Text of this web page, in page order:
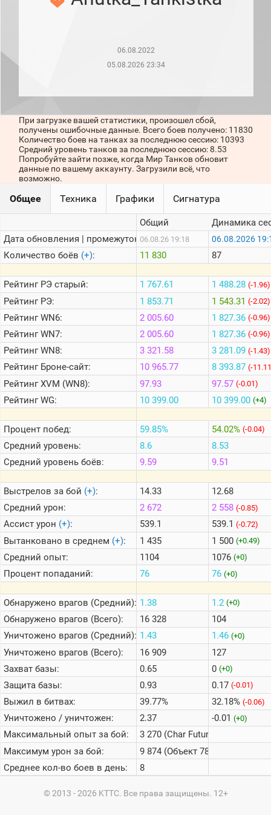
месяц)
сессии)
Кланы
Статистика
стримеров
Онлайн
Цветовая
шкала
Теlegram
ВК
Портал
Мира
Танков
06.08.2022
05.08.2026 23:34
При загрузке вашей статистики, произошел сбой,
получены ошибочные данные. Всего боев получено: 11830
Количество боев на танках за последнюю сессию: 10393
Средний уровень танков за последнюю сессию: 8.53
Попробуйте зайти позже, когда Мир Танков обновит
данные по вашему аккаунту. Загрузили всё, что
возможно.
Общее Техника Графики Сигнатура
Дата обновления | промежуток:
Количество боёв (+):
РейтингРЭ старый:
РейтингРЭ:
РейтингWN6:
РейтингWN7:
РейтингWN8:
РейтингБроне-сайт:
РейтингXVM (WN8):
РейтингWG:
Процент побед:
Средний уровень:
Средний уровень боёв:
Выстрелов за бой (+):
Средний урон:
Ассист урон (+):
Вытанковано в среднем (+):
Средний опыт:
Процент попаданий:
Обнаружено врагов (Средний):
Обнаружено врагов (Всего):
Уничтожено врагов (Средний):
Уничтожено врагов (Всего):
Захват базы:
Защита базы:
Выжил в битвах:
Уничтожено / уничтожен:
Максимальный опыт за бой:
Максимум урон за бой:
Среднее кол-во боев в день:
Общий
06.08.26 19:18
11 830
1 767.61
1 853.71
2 005.60
2 005.60
3 321.58
10 965.77
97.93
10 399.00
59.85%
8.6
9.59
14.33
2 672
539.1
1 435
1104
76
1.38
16 328
1.43
16 909
0.65
0.93
39.77%
2.37
3 270 (Char Futur 4)
9 874 (Объект 780)
8
Динамика
06.08.2026
87
1 488.28 (-1.96)
1 543.31 (-2.02)
1 827.36 (-0.96)
1 827.36 (-0.96)
3 281.09 (-1.43)
8 393.87 (-
97.57 (-0.01)
10 399.00 (+4)
54.02% (-0.04)
8.53
9.51
12.68
2 558 (-0.85)
539.1 (-0.72)
1 500 (+0.49)
1076 (+0)
76 (+0)
1.2 (+0)
104
1.46 (+0)
127
0 (+0)
0.17 (-0.01)
32.18% (-0.06)
-0.01 (+0)
© 2013 - 2026 KTTC. Все права защищены. 12+